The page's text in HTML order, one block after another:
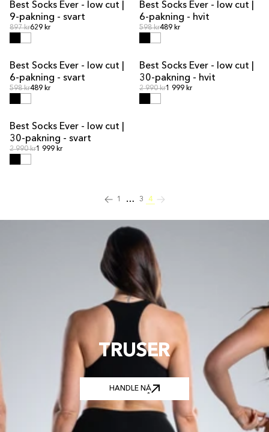
MULTIPAKKETILBUD
Best Socks Ever - low cut |
9-pakning - svart
Ordinær pris
897 krOrdinær pris
629 kr
MULTIPAKKETILBUD
Best Socks Ever - low cut |
6-pakning - hvit
Ordinær pris
598 krOrdinær pris
489 kr
MULTIPAKKETILBUD
Best Socks Ever - low cut |
6-pakning - svart
Ordinær pris
598 krOrdinær pris
489 kr
MULTIPAKKETILBUD
Best Socks Ever - low cut |
30-pakning - hvit
Ordinær pris
2 990 krOrdinær pris
1 999 kr
MULTIPAKKETILBUD
Best Socks Ever - low cut |
30-pakning - svart
Ordinær pris
2 990 krOrdinær pris
1 999 kr
1 … 3 4
TRUSER
HANDLE NÅ